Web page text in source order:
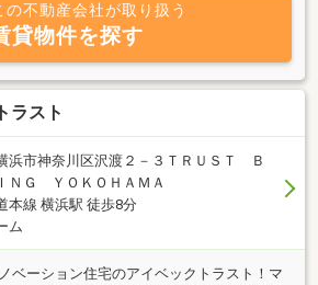
の不動産会社が取り扱う
貸物件を探す
ラスト
浜市神奈川区沢渡２－３ＴＲＵＳＴ Ｂ
ＮＧ ＹＯＫＯＨＡＭＡ
本線 横浜駅 徒歩8分
ム
ベーション住宅のアイベックトラスト！マ